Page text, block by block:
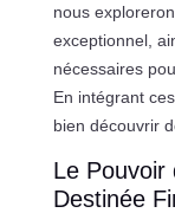
nous
exceptionnel,
nécessaires
En intégrant
bien découvrir
Le Pouvoir
Destinée